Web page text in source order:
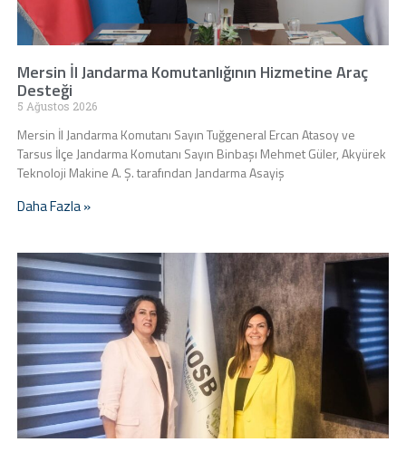
Mersin İl Jandarma Komutanlığının Hizmetine Araç
Desteği
5 Ağustos 2026
Mersin İl Jandarma Komutanı Sayın Tuğgeneral Ercan Atasoy ve
Tarsus İlçe Jandarma Komutanı Sayın Binbaşı Mehmet Güler, Akyürek
Teknoloji Makine A. Ş. tarafından Jandarma Asayiş
Daha Fazla »